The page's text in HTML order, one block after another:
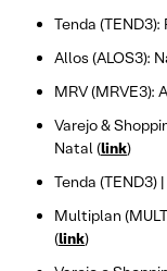
Tenda
Allos (ALOS3):
MRV (MRVE3):
Varejo &
Natal (link)
Tenda (TEND3)
Multiplan
(link)